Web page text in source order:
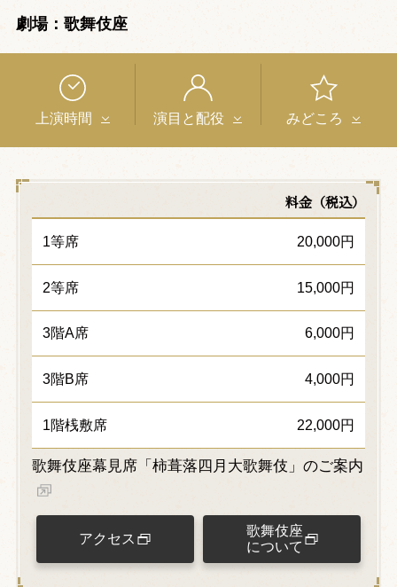
劇場：歌舞伎座
上演時間 演目と配役 みどころ
料金（税込）
1等席 20,000円
2等席 15,000円
3階A席 6,000円
3階B席 4,000円
1階桟敷席 22,000円
歌舞伎座幕見席「柿葺落四月大歌舞伎」のご案内
アクセス
歌舞伎座
について